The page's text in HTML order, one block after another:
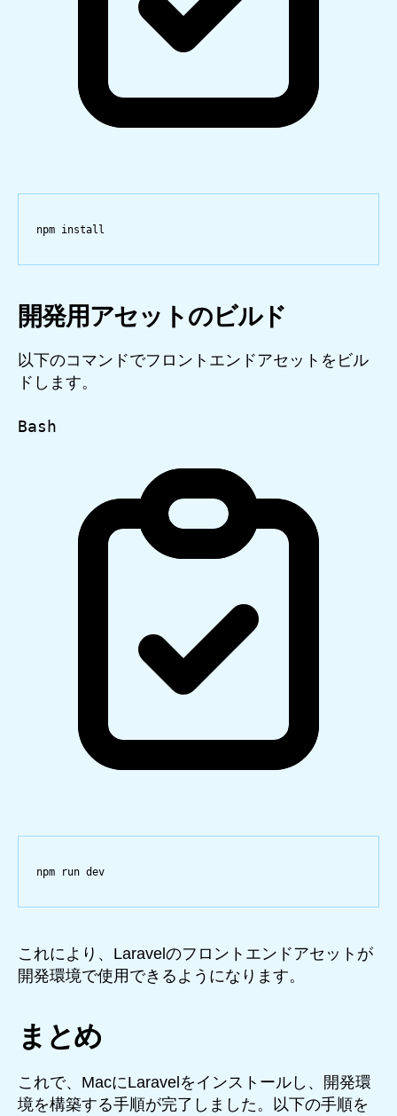
npm install
開発用アセットのビルド
以下のコマンドでフロントエンドアセットをビル
ドします。
Bash
npm run dev
これにより、Laravelのフロントエンドアセットが
開発環境で使用できるようになります。
まとめ
これで、MacにLaravelをインストールし、開発環
境を構築する手順が完了しました。以下の手順を